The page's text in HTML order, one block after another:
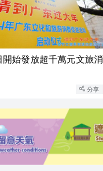
開始發放超千萬元文旅消
分享